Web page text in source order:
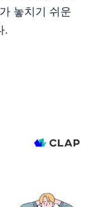
놓치기 쉬운
.